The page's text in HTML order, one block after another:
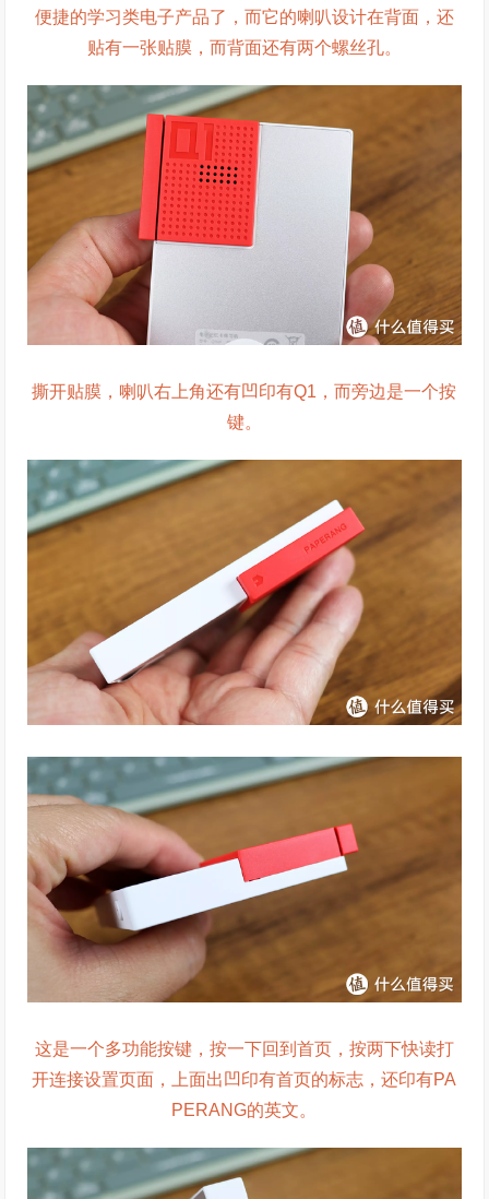
便捷的学习类电子产品了，而它的喇叭设计在背面，还
贴有一张贴膜，而背面还有两个螺丝孔。
撕开贴膜，喇叭右上角还有凹印有Q1，而旁边是一个按
键。
这是一个多功能按键，按一下回到首页，按两下快读打
开连接设置页面，上面出凹印有首页的标志，还印有PA
PERANG的英文。